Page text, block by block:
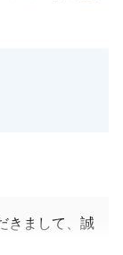
気軽にご用
きまして、誠